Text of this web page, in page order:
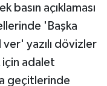
açıklaması
'Başka
yazılı dövizler
için adalet
geçitlerinde